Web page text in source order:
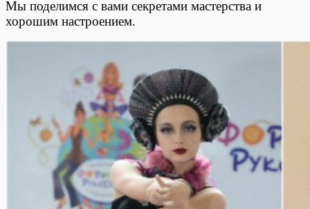
Мы поделимся с вами секретами мастерства и
хорошим настроением.